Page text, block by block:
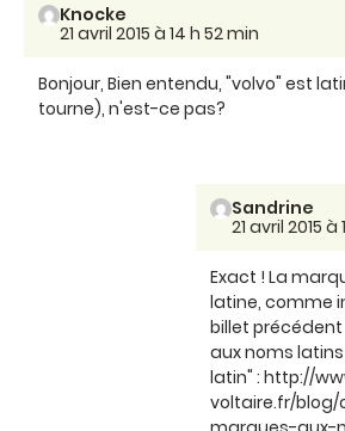
Knocke
21 avril 2015 à 14 h 52 min
Bonjour, Bien entendu, "volvo" est
tourne), n'est-ce pas?
Sandrine
21 avril 2015 à
Exact ! La
latine, comme
billet
aux noms
latin" : http://
voltaire.fr/